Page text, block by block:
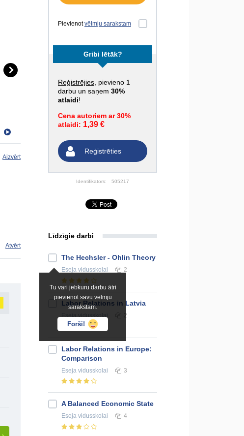
Pievienotvēlmju sarakstam
Gribi lētāk?
Reģistrējies , pievieno 1
darbu un saņem 30%
atlaidi!
Cena autoriem ar 30%
atlaidi: 1,39 €
Reģistrēties
Identifikators: 505217
Aizvērt
Atvērt
Līdzīgie darbi
Tu vari jebkuru darbu ātri
pievienot savu vēlmju
sarakstam.
Forši!
The Hechsler - Ohlin Theory
Eseja vidusskolai 2
Labor Relations in Latvia
Esejavidusskolai 2
Labor Relations in Europe:
Comparison
Eseja vidusskolai 3
A Balanced Economic State
Eseja vidusskolai 4